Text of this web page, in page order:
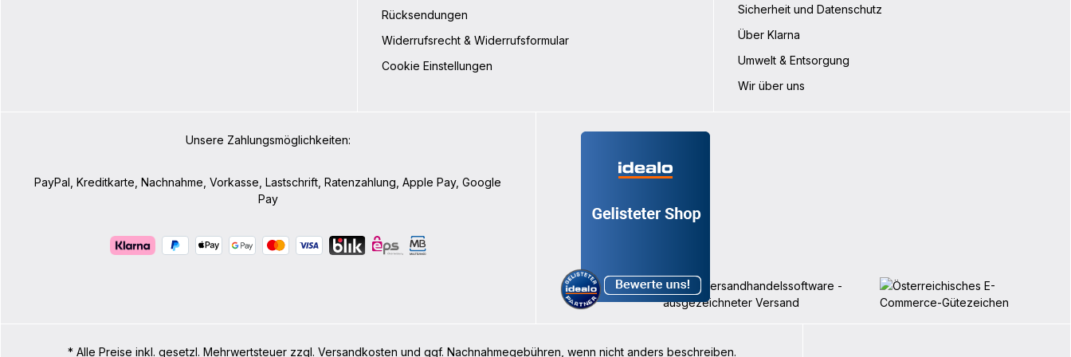
Rücksendungen
Widerrufsrecht & Widerrufsformular
Cookie Einstellungen
Sicherheit und Datenschutz
Über Klarna
Umwelt & Entsorgung
Wir über uns
Unsere Zahlungsmöglichkeiten:
PayPal, Kreditkarte, Nachnahme, Vorkasse, Lastschrift, Ratenzahlung, Apple Pay, Google
Pay
* Alle Preise inkl. gesetzl. Mehrwertsteuer zzgl. Versandkosten und ggf. Nachnahmegebühren, wenn nicht anders beschreiben.